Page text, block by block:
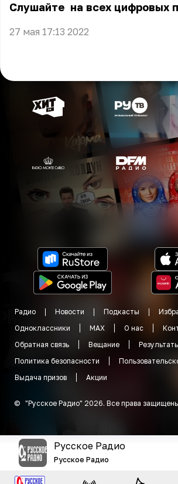
Слушайте на всех цифровых
27 мая 17:13 2022
Радио Новости Подкасты
Одноклассники
MAX О нас
Обратная связь
Вещание
Политика безопасности
Выдача призов
Акции
© "Русское Радио" 2026. Все права
Русское Радио
Русское Радио